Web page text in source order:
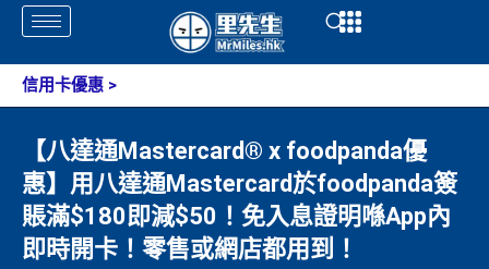
Skip
content
Open
信用卡優惠 >
【八達通Mastercard® x foodpanda優
惠】用八達通Mastercard於foodpanda簽
賬滿$180即減$50！免入息證明喺App內
即時開卡！零售或網店都用到！